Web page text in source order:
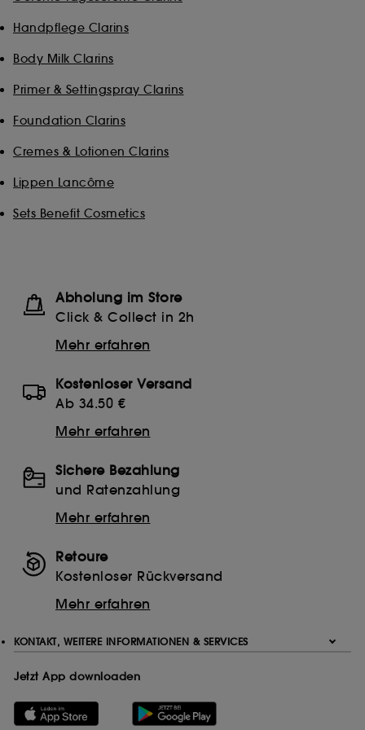
Handpflege Clarins
Body Milk Clarins
Primer & Settingspray Clarins
Foundation Clarins
Cremes & Lotionen Clarins
Lippen Lancôme
Sets Benefit Cosmetics
Abholung im Store
Click & Collect in 2h
Mehr erfahren
Kostenloser Versand
Ab 34.50 €
Mehr erfahren
Sichere Bezahlung
und Ratenzahlung
Mehr erfahren
Retoure
Kostenloser Rückversand
Mehr erfahren
KONTAKT, WEITERE INFORMATIONEN & SERVICES
Jetzt App downloaden
Hinterlegung und das Auslesen dieser Tracker Dein
Platzierung dieser Cookies über die Schaltfläche
"Alle akzeptieren" oder "Alle ablehnen" entscheiden.
Wenn Du weitere Informationen über die verwendeten